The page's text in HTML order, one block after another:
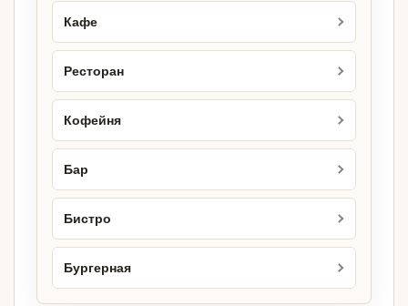
Кафе
Ресторан
Кофейня
Бар
Бистро
Бургерная